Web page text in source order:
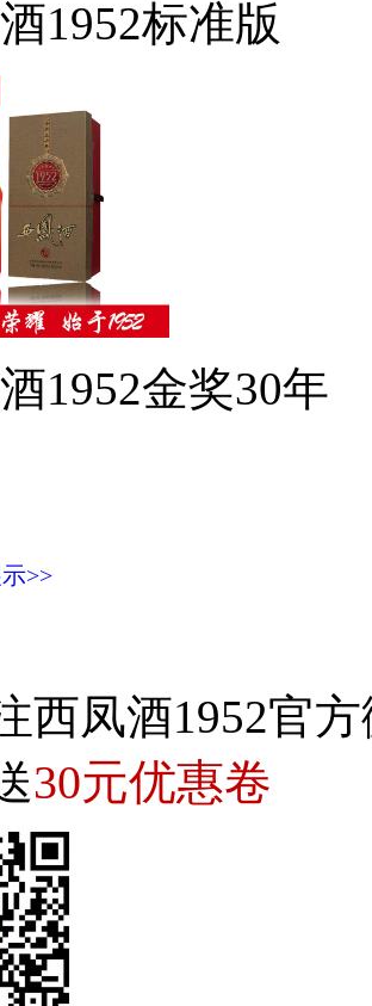
1952标准版
1952金奖30年
>>
西凤酒1952官
30元优惠卷